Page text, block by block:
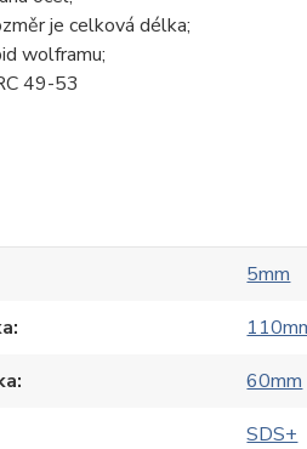
je celková délka;
wolframu;
49-53
5mm
60mm
SDS+